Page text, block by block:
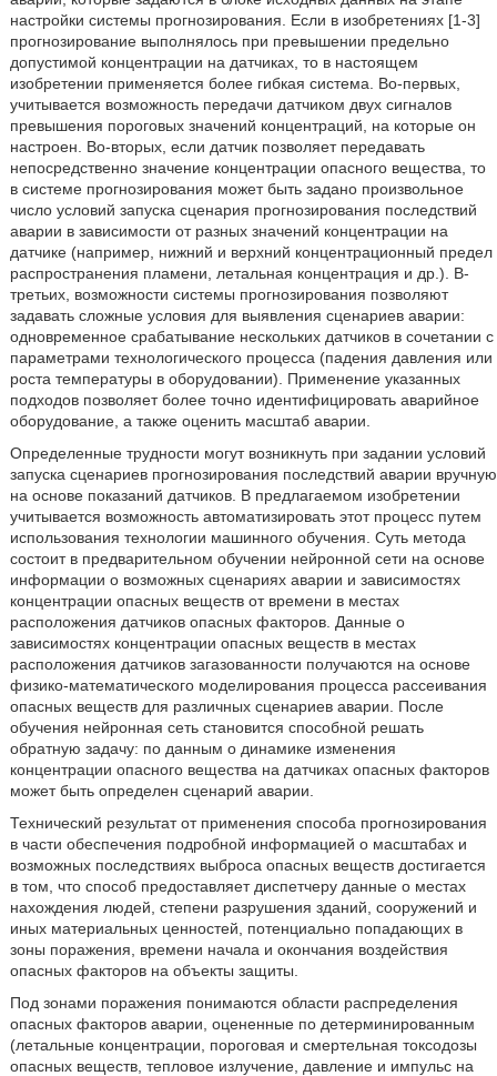
настройки системы прогнозирования. Если в изобретениях [1-3]
прогнозирование выполнялось при превышении предельно
допустимой концентрации на датчиках, то в настоящем
изобретении применяется более гибкая система. Во-первых,
учитывается возможность передачи датчиком двух сигналов
превышения пороговых значений концентраций, на которые он
настроен. Во-вторых, если датчик позволяет передавать
непосредственно значение концентрации опасного вещества, то
в системе прогнозирования может быть задано произвольное
число условий запуска сценария прогнозирования последствий
аварии в зависимости от разных значений концентрации на
датчике (например, нижний и верхний концентрационный предел
распространения пламени, летальная концентрация и др.). В-
третьих, возможности системы прогнозирования позволяют
задавать сложные условия для выявления сценариев аварии:
одновременное срабатывание нескольких датчиков в сочетании с
параметрами технологического процесса (падения давления или
роста температуры в оборудовании). Применение указанных
подходов позволяет более точно идентифицировать аварийное
оборудование, а также оценить масштаб аварии.
Определенные трудности могут возникнуть при задании условий
запуска сценариев прогнозирования последствий аварии вручную
на основе показаний датчиков. В предлагаемом изобретении
учитывается возможность автоматизировать этот процесс путем
использования технологии машинного обучения. Суть метода
состоит в предварительном обучении нейронной сети на основе
информации о возможных сценариях аварии и зависимостях
концентрации опасных веществ от времени в местах
расположения датчиков опасных факторов. Данные о
зависимостях концентрации опасных веществ в местах
расположения датчиков загазованности получаются на основе
физико-математического моделирования процесса рассеивания
опасных веществ для различных сценариев аварии. После
обучения нейронная сеть становится способной решать
обратную задачу: по данным о динамике изменения
концентрации опасного вещества на датчиках опасных факторов
может быть определен сценарий аварии.
Технический результат от применения способа прогнозирования
в части обеспечения подробной информацией о масштабах и
возможных последствиях выброса опасных веществ достигается
в том, что способ предоставляет диспетчеру данные о местах
нахождения людей, степени разрушения зданий, сооружений и
иных материальных ценностей, потенциально попадающих в
зоны поражения, времени начала и окончания воздействия
опасных факторов на объекты защиты.
Под зонами поражения понимаются области распределения
опасных факторов аварии, оцененные по детерминированным
(летальные концентрации, пороговая и смертельная токсодозы
опасных веществ, тепловое излучение, давление и импульс на